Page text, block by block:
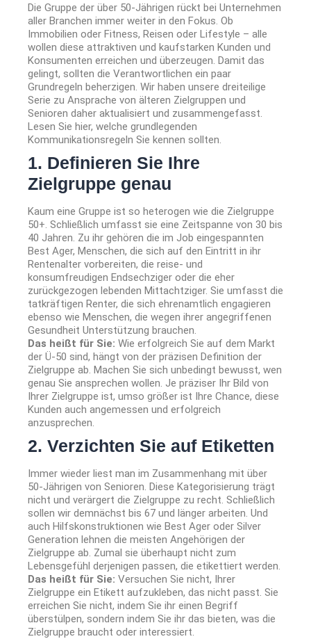
Die Gruppe der über 50-Jährigen rückt bei Unternehmen
aller Branchen immer weiter in den Fokus. Ob
Immobilien oder Fitness, Reisen oder Lifestyle – alle
wollen diese attraktiven und kaufstarken Kunden und
Konsumenten erreichen und überzeugen. Damit das
gelingt, sollten die Verantwortlichen ein paar
Grundregeln beherzigen. Wir haben unsere dreiteilige
Serie zu Ansprache von älteren Zielgruppen und
Senioren daher aktualisiert und zusammengefasst.
Lesen Sie hier, welche grundlegenden
Kommunikationsregeln Sie kennen sollten.
1. Definieren Sie Ihre
Zielgruppe genau
Kaum eine Gruppe ist so heterogen wie die Zielgruppe
50+. Schließlich umfasst sie eine Zeitspanne von 30 bis
40 Jahren. Zu ihr gehören die im Job eingespannten
Best Ager, Menschen, die sich auf den Eintritt in ihr
Rentenalter vorbereiten, die reise- und
konsumfreudigen Endsechziger oder die eher
zurückgezogen lebenden Mittachtziger. Sie umfasst die
tatkräftigen Renter, die sich ehrenamtlich engagieren
ebenso wie Menschen, die wegen ihrer angegriffenen
Gesundheit Unterstützung brauchen.
Das heißt für Sie: Wie erfolgreich Sie auf dem Markt
der Ü-50 sind, hängt von der präzisen Definition der
Zielgruppe ab. Machen Sie sich unbedingt bewusst, wen
genau Sie ansprechen wollen. Je präziser Ihr Bild von
Ihrer Zielgruppe ist, umso größer ist Ihre Chance, diese
Kunden auch angemessen und erfolgreich
anzusprechen.
2. Verzichten Sie auf Etiketten
Immer wieder liest man im Zusammenhang mit über
50-Jährigen von Senioren. Diese Kategorisierung trägt
nicht und verärgert die Zielgruppe zu recht. Schließlich
sollen wir demnächst bis 67 und länger arbeiten. Und
auch Hilfskonstruktionen wie Best Ager oder Silver
Generation lehnen die meisten Angehörigen der
Zielgruppe ab. Zumal sie überhaupt nicht zum
Lebensgefühl derjenigen passen, die etikettiert werden.
Das heißt für Sie: Versuchen Sie nicht, Ihrer
Zielgruppe ein Etikett aufzukleben, das nicht passt. Sie
erreichen Sie nicht, indem Sie ihr einen Begriff
überstülpen, sondern indem Sie ihr das bieten, was die
Zielgruppe braucht oder interessiert.